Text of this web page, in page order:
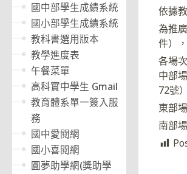
依據
為推
件）
各場
中部
72號
東部
南部
國中部學生成績系統
國小部學生成績系統
教科書選用版本
教學進度表
午餐菜單
高科實中學生 Gmail
教育體系單一簽入服
務
國中愛閱網
國小喜閱網
圓夢助學網(獎助學